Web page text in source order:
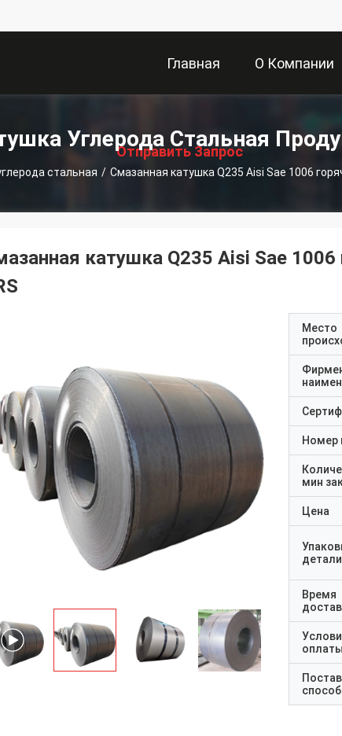
Главная
Страница
О Компании
Отправить Запрос
Углерода Стальная
стальная / Смазанная катушка Q235 Aisi Sae 1006
катушка Q235 Aisi Sae
Место
Номер
мин
Цена
детали
Время
оплаты